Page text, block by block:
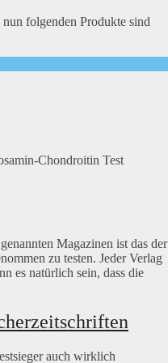
folgenden Produkte sind
Chondroitin Test
Magazinen ist das der
zu testen. Jeder Verlag
es natürlich sein, dass die
auch wirklich